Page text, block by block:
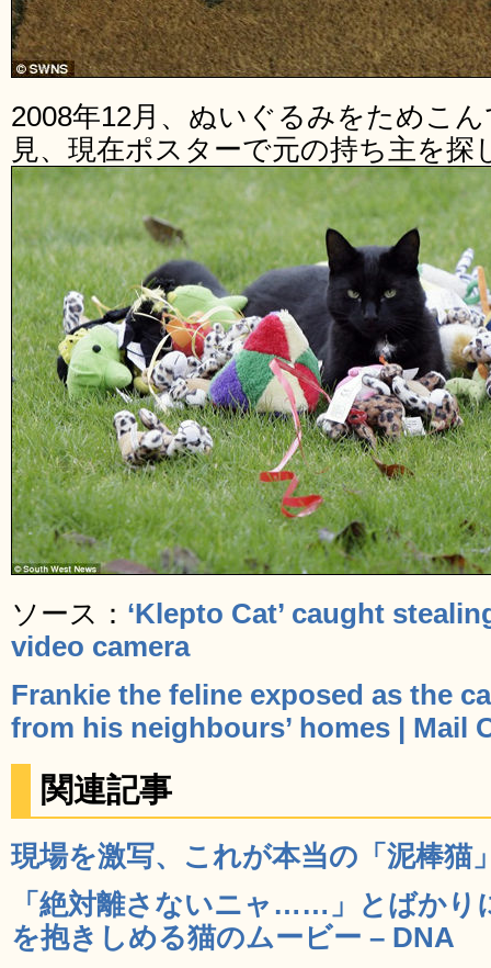
2008年12月、ぬいぐるみをためこ
見、現在ポスターで元の持ち主を
ソース： ‘Klepto Cat’ caught
video camera
Frankie the feline exposed as the
from his neighbours’ homes | Mail
関連記事
現場を激写、これが本当の「泥棒猫
「絶対離さないニャ……」とばかり
を抱きしめる猫のムービー – DNA